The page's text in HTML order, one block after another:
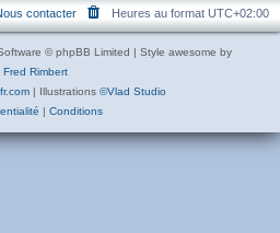
Heures au format UTC+02:00
contacter
© phpBB Limited | Style awesome by
Fred Rimbert
| Illustrations ©Vlad Studio
| Conditions